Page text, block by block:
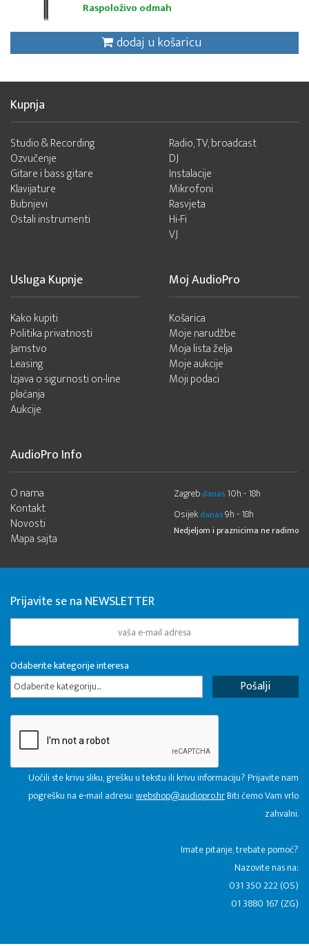
Raspoloživo odmah
dodaj u košaricu
Kupnja
Studio & Recording
Ozvučenje
Gitare i bass gitare
Klavijature
Bubnjevi
Ostali instrumenti
Radio, TV, broadcast
DJ
Instalacije
Mikrofoni
Rasvjeta
Hi-Fi
VJ
Usluga Kupnje
Kako kupiti
Politika privatnosti
Jamstvo
Leasing
Izjava o sigurnosti on-line
plaćanja
Aukcije
Moj AudioPro
Košarica
Moje narudžbe
Moja lista želja
Moje aukcije
Moji podaci
AudioPro Info
O nama
Kontakt
Novosti
Mapa sajta
Zagreb danas 10h - 18h
Osijek danas9h - 18h
Nedjeljom i praznicima ne radimo
Prijavite se na NEWSLETTER
Odaberite kategorije interesa
Odaberite kategoriju...
Uočili ste krivu sliku, grešku u tekstu ili krivu informaciju? Prijavite nam
pogrešku na e-mail adresu:webshop@audiopro.hrBiti ćemo Vam vrlo
zahvalni.
​Imate pitanje, trebate pomoć?
Nazovite nas na:
031 350 222 (OS)
01 3880 167 (ZG)